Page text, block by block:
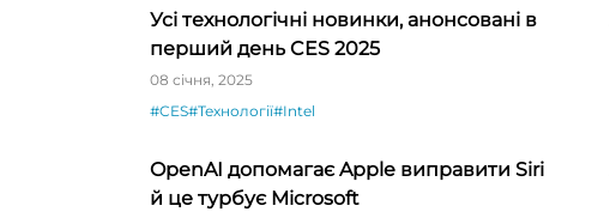
Усі технологічні новинки, анонсовані в
перший день CES 2025
08 січня, 2025
#CES#Технології#Intel
OpenAI допомагає Apple виправити Siri
й це турбує Microsoft